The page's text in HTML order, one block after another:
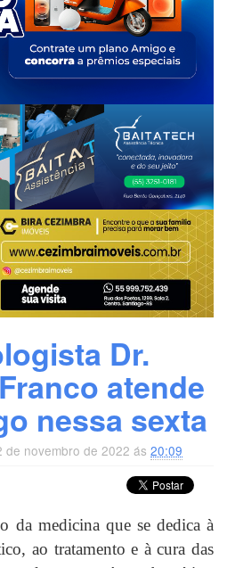
Dr.
atende
nessa sexta
novembro de 2022 ás 20:09
da medicina que se dedica à
ao tratamento e à cura das